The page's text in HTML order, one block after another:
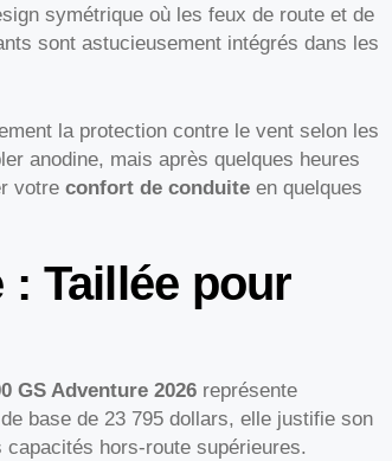
symétrique où les feux de route et de
sont astucieusement intégrés dans les
la protection contre le vent selon les
anodine, mais après quelques heures
votre confort de conduite en quelques
: Taillée pour
GS Adventure 2026 représente
base de 23 795 dollars, elle justifie son
hors-route supérieures.